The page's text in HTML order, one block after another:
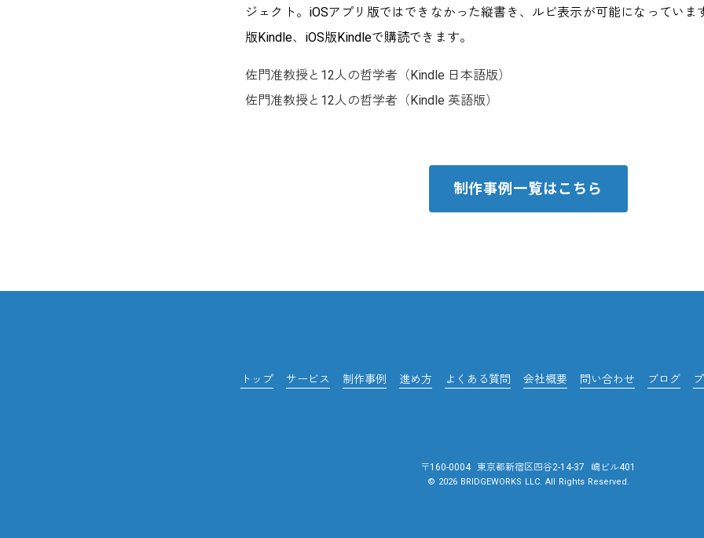
ジェクト。iOSアプリ版ではできなかった縦書き、ルビ表示が可能になっていま
版Kindle、iOS版Kindleで購読できます。
佐門准教授と12人の哲学者（Kindle 日本語版）
佐門准教授と12人の哲学者（Kindle 英語版）
制作事例一覧はこちら
トップ サービス 制作事例 進め方 よくある質問 会社概要 問い合わせ ブログ
〒160-0004 東京都新宿区四谷2-14-37 嶋ビル401
© 2026 BRIDGEWORKS LLC. All Rights Reserved.